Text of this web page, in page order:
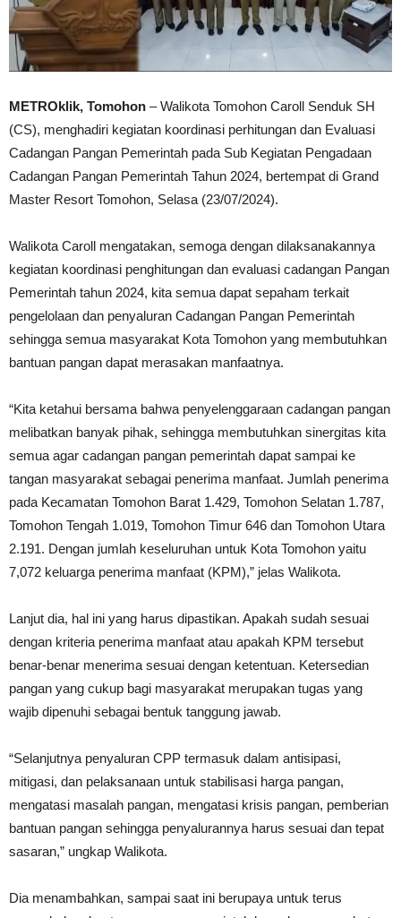
METROklik, Tomohon – Walikota Tomohon Caroll Senduk SH
(CS), menghadiri kegiatan koordinasi perhitungan dan Evaluasi
Cadangan Pangan Pemerintah pada Sub Kegiatan Pengadaan
Cadangan Pangan Pemerintah Tahun 2024, bertempat di Grand
Master Resort Tomohon, Selasa (23/07/2024).
Walikota Caroll mengatakan, semoga dengan dilaksanakannya
kegiatan koordinasi penghitungan dan evaluasi cadangan Pangan
Pemerintah tahun 2024, kita semua dapat sepaham terkait
pengelolaan dan penyaluran Cadangan Pangan Pemerintah
sehingga semua masyarakat Kota Tomohon yang membutuhkan
bantuan pangan dapat merasakan manfaatnya.
“Kita ketahui bersama bahwa penyelenggaraan cadangan pangan
melibatkan banyak pihak, sehingga membutuhkan sinergitas kita
semua agar cadangan pangan pemerintah dapat sampai ke
tangan masyarakat sebagai penerima manfaat. Jumlah penerima
pada Kecamatan Tomohon Barat 1.429, Tomohon Selatan 1.787,
Tomohon Tengah 1.019, Tomohon Timur 646 dan Tomohon Utara
2.191. Dengan jumlah keseluruhan untuk Kota Tomohon yaitu
7,072 keluarga penerima manfaat (KPM),” jelas Walikota.
Lanjut dia, hal ini yang harus dipastikan. Apakah sudah sesuai
dengan kriteria penerima manfaat atau apаkah KPM tersebut
benar-benar menerima sesuai dengan ketentuan. Ketersedian
pangan yang cukup bagi masyarakat merupakan tugas yang
wajib dipenuhi sebagai bentuk tanggung jawab.
“Selanjutnya penyaluran CPP termasuk dalam antisipasi,
mitigasi, dan pelaksanaan untuk stabilisasi harga pangan,
mengatasi masalah pangan, mengatasi krisis pangan, pemberian
bantuan pangan sehingga penyalurannya harus sesuai dan tepat
sasaran,” ungkap Walikota.
Dia menambahkan, sampai saat ini berupaya untuk terus